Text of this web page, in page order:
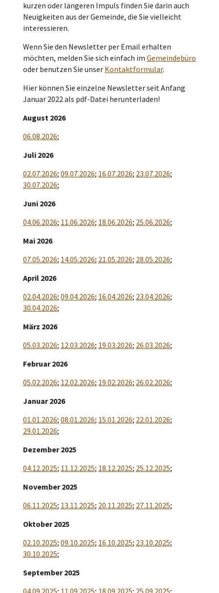
kurzen oder längeren Impuls finden Sie darin auch
Neuigkeiten aus der Gemeinde, die Sie vielleicht
interessieren.
Wenn Sie den Newsletter per Email erhalten
möchten, melden Sie sich einfach im Gemeindebüro
oder benutzen Sie unser Kontaktformular.
Hier können Sie einzelne Newsletter seit Anfang
Januar 2022 als pdf-Datei herunterladen!
August 2026
06.08.2026;
Juli 2026
02.07.2026; 09.07.2026; 16.07.2026; 23.07.2026;
30.07.2026;
Juni 2026
04.06.2026; 11.06.2026; 18.06.2026; 25.06.2026;
Mai 2026
07.05.2026; 14.05.2026; 21.05.2026; 28.05.2026;
April 2026
02.04.2026; 09.04.2026; 16.04.2026; 23.04.2026;
30.04.2026;
März 2026
05.03.2026; 12.03.2026; 19.03.2026; 26.03.2026;
Februar 2026
05.02.2026; 12.02.2026; 19.02.2026; 26.02.2026;
Januar 2026
01.01.2026; 08.01.2026; 15.01.2026; 22.01.2026;
29.01.2026;
Dezember 2025
04.12.2025; 11.12.2025; 18.12.2025; 25.12.2025;
November 2025
06.11.2025; 13.11.2025; 20.11.2025; 27.11.2025;
Oktober 2025
02.10.2025; 09.10.2025; 16.10.2025; 23.10.2025;
30.10.2025;
September 2025